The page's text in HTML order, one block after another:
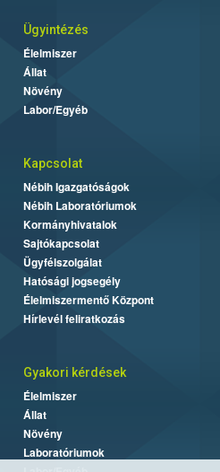
Ügyintézés
Élelmiszer
Állat
Növény
Labor/Egyéb
Kapcsolat
Nébih Igazgatóságok
Nébih Laboratóriumok
Kormányhivatalok
Sajtókapcsolat
Ügyfélszolgálat
Hatósági jogsegély
Élelmiszermentő Központ
Hírlevél feliratkozás
Gyakori kérdések
Élelmiszer
Állat
Növény
Laboratóriumok